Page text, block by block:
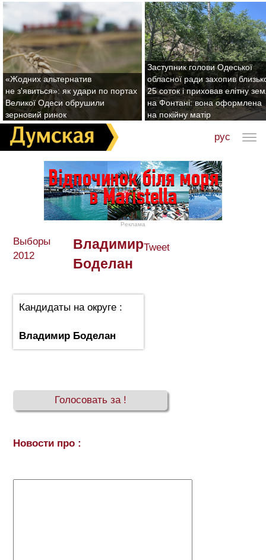
«Жодних альтернатив
не з'явиться»: як удари по портах
Великої Одеси обрушили
зерновий ринок
Заступник голови Одеської
обласної ради захопив
25 соток і приховав елітну
на Фонтані: вона оформлена
на покійну матір
рус
Реклама
Выборы
2012
Владимир
Боделан
Tweet
Кандидаты на округе :
Владимир Боделан
Голосовать за !
Новости про :